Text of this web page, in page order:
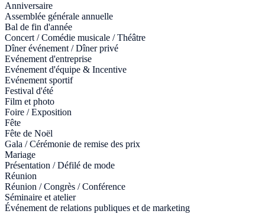
Anniversaire
Assemblée générale annuelle
Bal de fin d'année
Concert / Comédie musicale / Théâtre
Dîner événement / Dîner privé
Evénement d'entreprise
Evénement d'équipe & Incentive
Evénement sportif
Festival d'été
Film et photo
Foire / Exposition
Fête
Fête de Noël
Gala / Cérémonie de remise des prix
Mariage
Présentation / Défilé de mode
Réunion
Réunion / Congrès / Conférence
Séminaire et atelier
Événement de relations publiques et de marketing